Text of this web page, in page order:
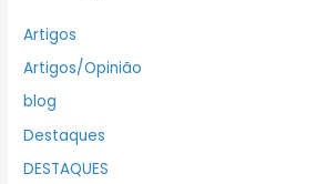
Artigos
Artigos/Opinião
blog
Destaques
DESTAQUES